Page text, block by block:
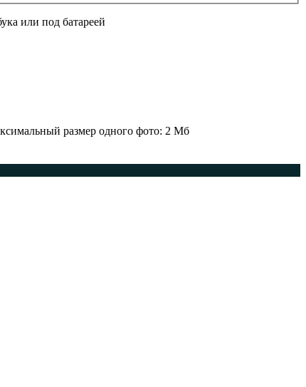
или под батареей
размер одного фото: 2 Мб